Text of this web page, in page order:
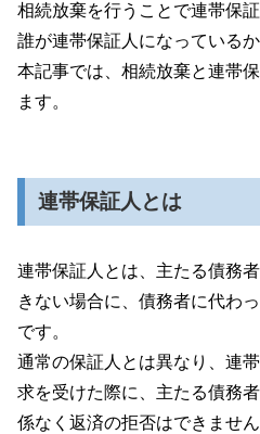
相続放棄を行うことで連帯保
誰が連帯保証人になっている
本記事では、相続放棄と連帯
ます。
連帯保証人とは
連帯保証人とは、主たる債務
きない場合に、債務者に代わ
です。
通常の保証人とは異なり、連
求を受けた際に、主たる債務
係なく返済の拒否はできません